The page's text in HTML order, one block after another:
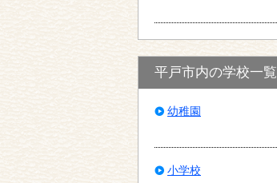
平戸市内の学校一覧
幼稚園
小学校